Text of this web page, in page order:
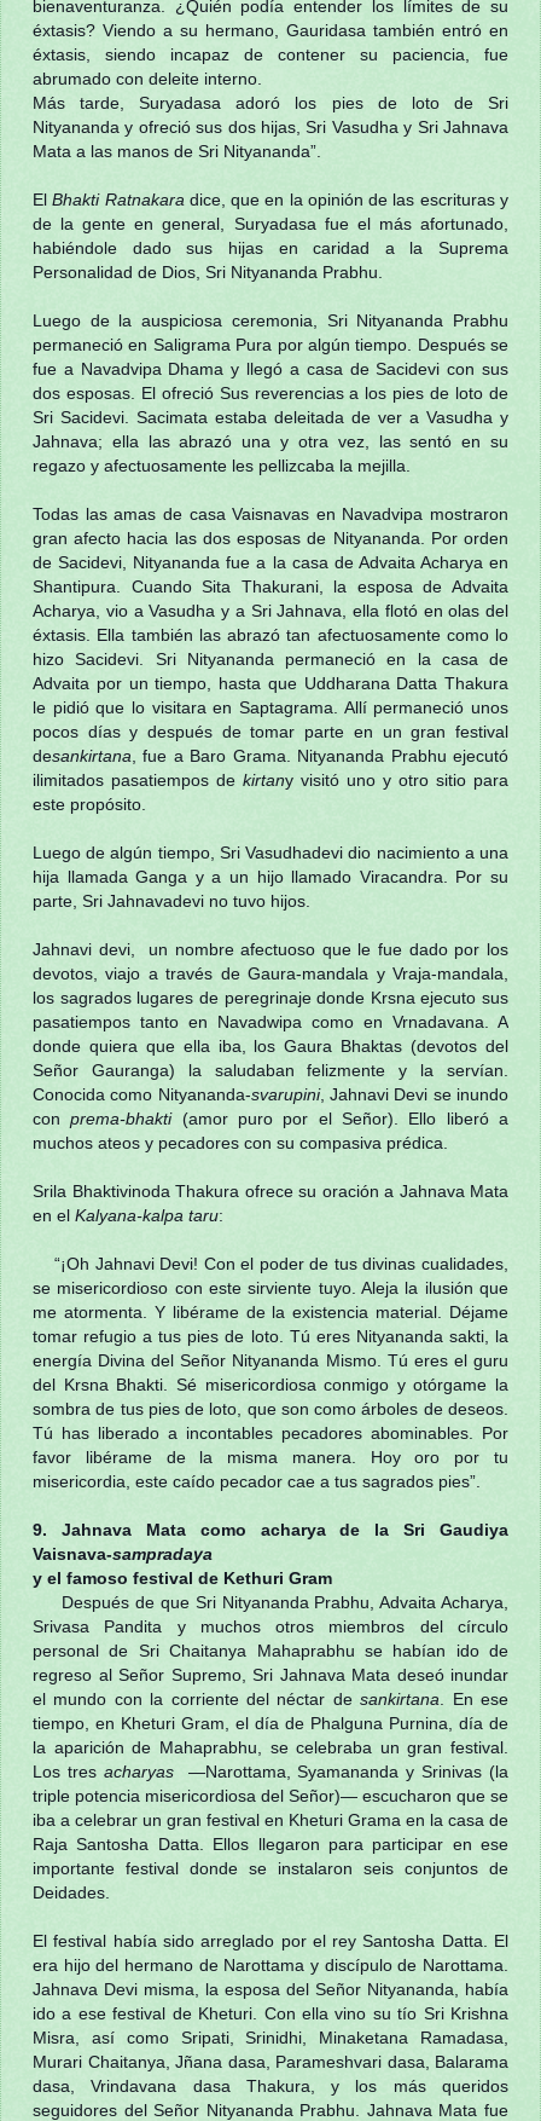
bienaventuranza. ¿Quién podía entender los límites de su
éxtasis? Viendo a su hermano, Gauridasa también entró en
éxtasis, siendo incapaz de contener su paciencia, fue
abrumado con deleite interno.
Más tarde, Suryadasa adoró los pies de loto de Sri
Nityananda y ofreció sus dos hijas, Sri Vasudha y Sri Jahnava
Mata a las manos de Sri Nityananda”.
ElBhakti Ratnakara dice, que en la opinión de las escrituras y
de la gente en general, Suryadasa fue el más afortunado,
habiéndole dado sus hijas en caridad a la Suprema
Personalidad de Dios, Sri Nityananda Prabhu.
Luego de la auspiciosa ceremonia, Sri Nityananda Prabhu
permaneció en Saligrama Pura por algún tiempo. Después se
fue a Navadvipa Dhama y llegó a casa de Sacidevi con sus
dos esposas. El ofreció Sus reverencias a los pies de loto de
Sri Sacidevi. Sacimata estaba deleitada de ver a Vasudha y
Jahnava; ella las abrazó una y otra vez, las sentó en su
regazo y afectuosamente les pellizcaba la mejilla.
Todas las amas de casa Vaisnavas en Navadvipa mostraron
gran afecto hacia las dos esposas de Nityananda. Por orden
de Sacidevi, Nityananda fue a la casa de Advaita Acharya en
Shantipura. Cuando Sita Thakurani, la esposa de Advaita
Acharya, vio a Vasudha y a Sri Jahnava, ella flotó en olas del
éxtasis. Ella también las abrazó tan afectuosamente como lo
hizo Sacidevi. Sri Nityananda permaneció en la casa de
Advaita por un tiempo, hasta que Uddharana Datta Thakura
le pidió que lo visitara en Saptagrama. Allí permaneció unos
pocos días y después de tomar parte en un gran festival
desankirtana , fue a Baro Grama. Nityananda Prabhu ejecutó
ilimitados pasatiempos de kirtany visitó uno y otro sitio para
este propósito.
Luego de algún tiempo, Sri Vasudhadevi dio nacimiento a una
hija llamada Ganga y a un hijo llamado Viracandra. Por su
parte, Sri Jahnavadevi no tuvo hijos.
Jahnavi devi, un nombre afectuoso que le fue dado por los
devotos, viajo a través de Gaura-mandala y Vraja-mandala,
los sagrados lugares de peregrinaje donde Krsna ejecuto sus
pasatiempos tanto en Navadwipa como en Vrnadavana. A
donde quiera que ella iba, los Gaura Bhaktas (devotos del
Señor Gauranga) la saludaban felizmente y la servían.
Conocida como Nityananda-svarupini, Jahnavi Devi se inundo
conprema-bhakti (amor puro por el Señor). Ello liberó a
muchos ateos y pecadores con su compasiva prédica.
Srila Bhaktivinoda Thakura ofrece su oración a Jahnava Mata
en el Kalyana-kalpa taru:
“¡Oh Jahnavi Devi! Con el poder de tus divinas cualidades,
se misericordioso con este sirviente tuyo. Aleja la ilusión que
me atormenta. Y libérame de la existencia material. Déjame
tomar refugio a tus pies de loto. Tú eres Nityananda sakti, la
energía Divina del Señor Nityananda Mismo. Tú eres el guru
del Krsna Bhakti. Sé misericordiosa conmigo y otórgame la
sombra de tus pies de loto, que son como árboles de deseos.
Tú has liberado a incontables pecadores abominables. Por
favor libérame de la misma manera. Hoy oro por tu
misericordia, este caído pecador cae a tus sagrados pies”.
9. Jahnava Mata como acharya de la Sri Gaudiya
Vaisnava-sampradaya
y el famoso festival de Kethuri Gram
Después de que Sri Nityananda Prabhu, Advaita Acharya,
Srivasa Pandita y muchos otros miembros del círculo
personal de Sri Chaitanya Mahaprabhu se habían ido de
regreso al Señor Supremo, Sri Jahnava Mata deseó inundar
el mundo con la corriente del néctar desankirtana . En ese
tiempo, en Kheturi Gram, el día de Phalguna Purnina, día de
la aparición de Mahaprabhu, se celebraba un gran festival.
Los tres acharyas—Narottama, Syamananda y Srinivas (la
triple potencia misericordiosa del Señor)— escucharon que se
iba a celebrar un gran festival en Kheturi Grama en la casa de
Raja Santosha Datta. Ellos llegaron para participar en ese
importante festival donde se instalaron seis conjuntos de
Deidades.
El festival había sido arreglado por el rey Santosha Datta. El
era hijo del hermano de Narottama y discípulo de Narottama.
Jahnava Devi misma, la esposa del Señor Nityananda, había
ido a ese festival de Kheturi. Con ella vino su tío Sri Krishna
Misra, así como Sripati, Srinidhi, Minaketana Ramadasa,
Murari Chaitanya, Jñana dasa, Parameshvari dasa, Balarama
dasa, Vrindavana dasa Thakura, y los más queridos
seguidores del Señor Nityananda Prabhu. Jahnava Mata fue